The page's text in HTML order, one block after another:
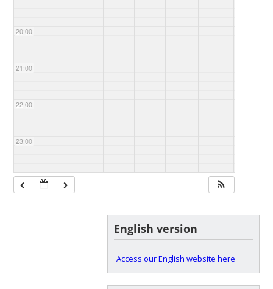
20:00
21:00
22:00
23:00
English version
Access our English website here